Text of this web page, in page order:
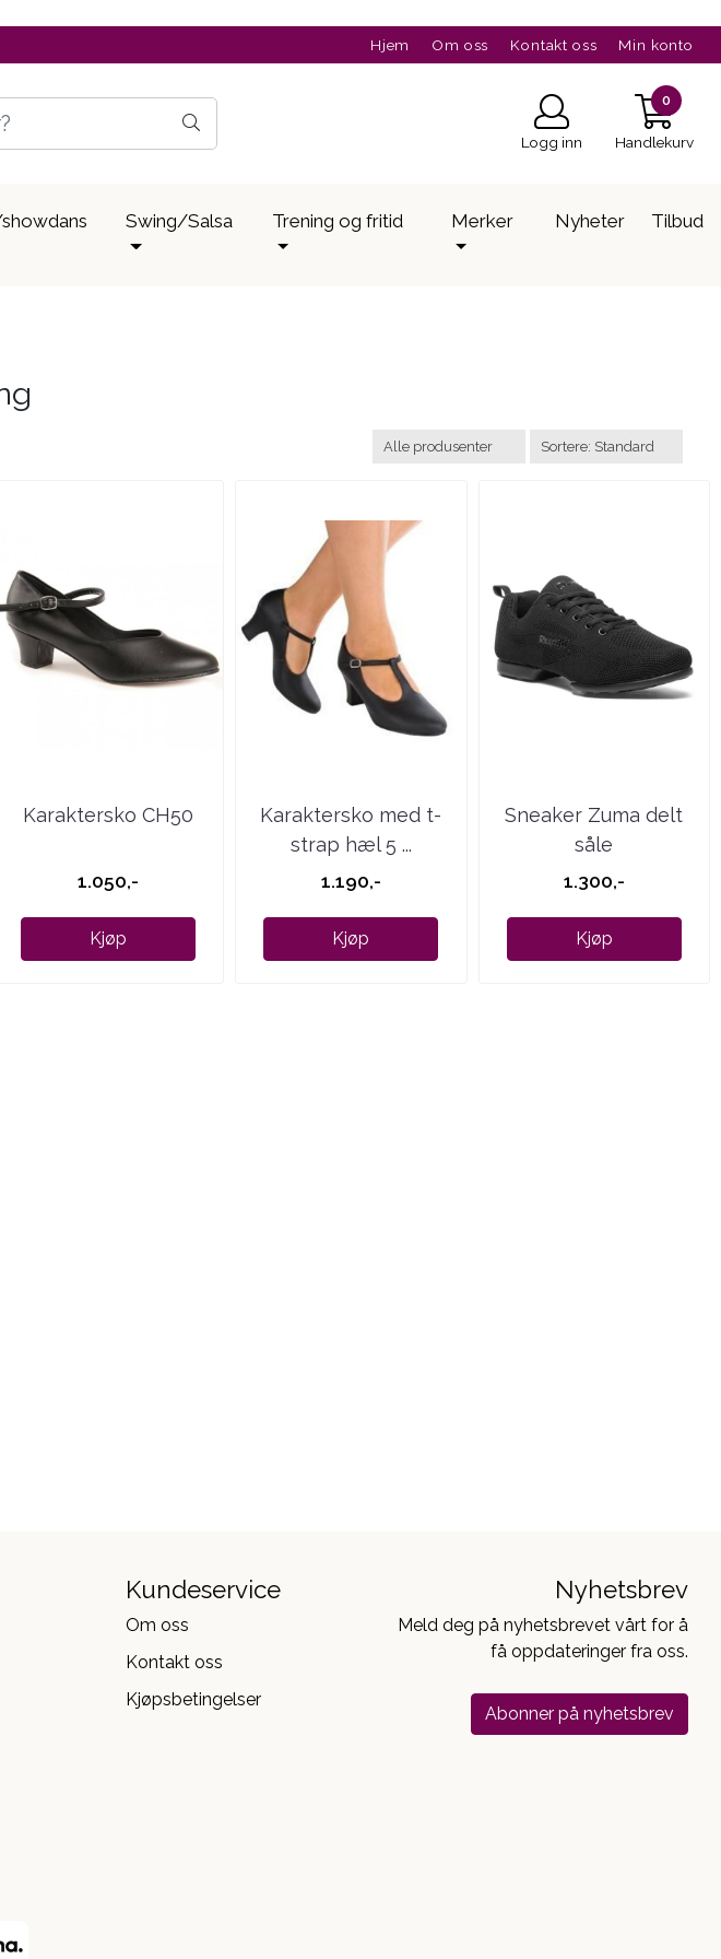
Hjem Om oss Kontakt oss Min konto
Logg inn
0
Handlekurv
Swing/Salsa Trening og fritid Merker Nyheter Tilbud
Karaktersko CH50
1.050,-
Kjøp
Karaktersko med t-
strap hæl 5 ...
1.190,-
Kjøp
Sneaker Zuma delt
såle
1.300,-
Kjøp
Kundeservice
Om oss
Kontakt oss
Kjøpsbetingelser
Nyhetsbrev
Meld deg på nyhetsbrevet vårt for å
få oppdateringer fra oss.
Abonner på nyhetsbrev